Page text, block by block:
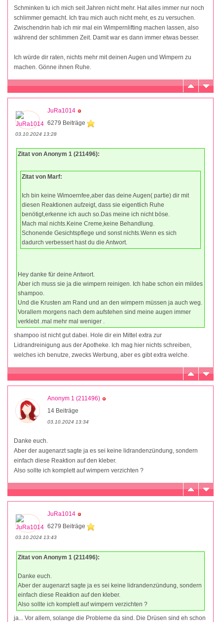
Schminken tu ich mich seit Jahren nicht mehr. Hat alles immer nur noch
schlimmer gemacht. Ich trau mich auch nicht mehr, es zu versuchen.
Zwischendrin hab ich mir mal ein Wimpernlifting machen lassen, also
während der schlimmen Zeit. Damit war es dann immer etwas besser.
Ich würde dir raten, nichts mehr mit deinen Augen und Wimpern zu
machen. Gönne ihnen Ruhe.
JuRa1014
6279 Beiträge
03.10.2024 13:28
Zitat von Anonym 1 (211496):
Zitat von Marf:
Ich bin keine Wimoernfee,aber das deine Augen( partie) dir mit
diesen Reaktionen aufzeigt, dass sie eigentlich Ruhe
benötigt,erkenne ich auch so.Das meine ich nicht böse.
Mach mal nichts.Keine Creme,keine Behandlung.
Schonende Gesichtspflege und sonst nichts.Wenn es sich
dadurch verbessert hast du die Antwort.
Hey danke für deine Antwort.
Aber ich muss sie ja die wimpern reinigen. Ich habe schon ein mildes
shampoo.
Und die Krusten am Rand und an den wimpern müssen ja auch weg.
Vorallem morgens nach dem aufstehen sind meine augen immer
verklebt .mal mehr mal weniger .
shampoo ist nicht gut dabei. Hole dir ein Mittel extra zur
Lidrandreinigung aus der Apotheke. Ich mag hier nichts schreiben,
welches ich benutze, zwecks Werbung, aber es gibt extra welche.
Anonym 1 (211496)
14 Beiträge
03.10.2024 13:34
Danke euch.
Aber der augenarzt sagte ja es sei keine lidrandenzündung, sondern
einfach diese Reaktion auf den kleber.
Also sollte ich komplett auf wimpern verzichten ?
JuRa1014
6279 Beiträge
03.10.2024 13:43
Zitat von Anonym 1 (211496):
Danke euch.
Aber der augenarzt sagte ja es sei keine lidrandenzündung, sondern
einfach diese Reaktion auf den kleber.
Also sollte ich komplett auf wimpern verzichten ?
ja... Vor allem, solange die Probleme da sind. Die Drüsen sind eh schon